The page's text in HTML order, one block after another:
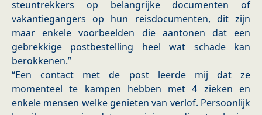
steuntrekkers op belangrijke documenten of
vakantiegangers op hun reisdocumenten, dit zijn
maar enkele voorbeelden die aantonen dat een
gebrekkige postbestelling heel wat schade kan
berokkenen.”
“Een contact met de post leerde mij dat ze
momenteel te kampen hebben met 4 zieken en
enkele mensen welke genieten van verlof. Persoonlijk